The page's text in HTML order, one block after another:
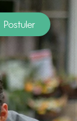
Postuler